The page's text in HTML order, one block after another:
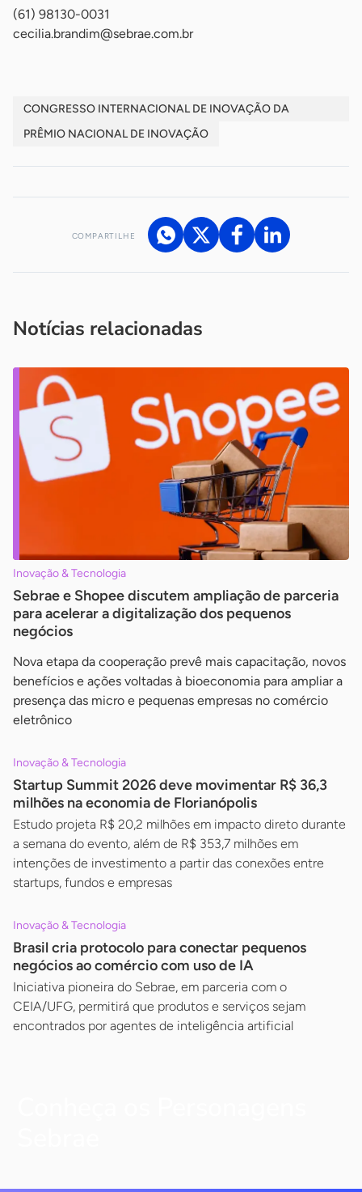
(61) 98130-0031
cecilia.brandim@sebrae.com.br
CONGRESSO INTERNACIONAL DE INOVAÇÃO DA
INDÚSTRIA
PRÊMIO NACIONAL DE INOVAÇÃO
COMPARTILHE
Notícias relacionadas
Inovação & Tecnologia
Sebrae e Shopee discutem ampliação de parceria
para acelerar a digitalização dos pequenos
negócios
Nova etapa da cooperação prevê mais capacitação, novos
benefícios e ações voltadas à bioeconomia para ampliar a
presença das micro e pequenas empresas no comércio
eletrônico
Inovação & Tecnologia
Startup Summit 2026 deve movimentar R$ 36,3
milhões na economia de Florianópolis
Estudo projeta R$ 20,2 milhões em impacto direto durante
a semana do evento, além de R$ 353,7 milhões em
intenções de investimento a partir das conexões entre
startups, fundos e empresas
Inovação & Tecnologia
Brasil cria protocolo para conectar pequenos
negócios ao comércio com uso de IA
Iniciativa pioneira do Sebrae, em parceria com o
CEIA/UFG, permitirá que produtos e serviços sejam
encontrados por agentes de inteligência artificial